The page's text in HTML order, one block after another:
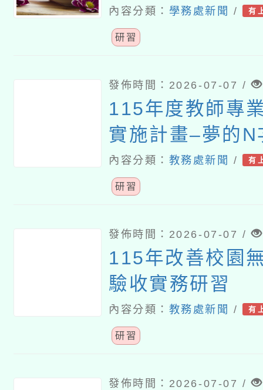
師食農體驗交流
研習」活動
內容分類： 學務處新聞 / 有
研習
發佈時間：2026-07-07 /
115年度教師專
實施計畫–夢的
作坊–中二區(南
內容分類： 教務處新聞 / 有
研習
發佈時間：2026-07-07 /
115年改善校園
驗收實務研習
內容分類： 教務處新聞 / 有
研習
發佈時間：2026-07-07 /